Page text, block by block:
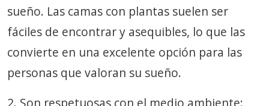
sueño. Las camas con plantas suelen ser
fáciles de encontrar y asequibles, lo que las
convierte en una excelente opción para las
personas que valoran su sueño.